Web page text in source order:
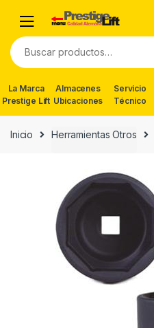
navigation
content
Buscar
por:
La Marca
Prestige Lift
Almacenes
Ubicaciones
Servicio
Técnico
Inicio Herramientas Otros